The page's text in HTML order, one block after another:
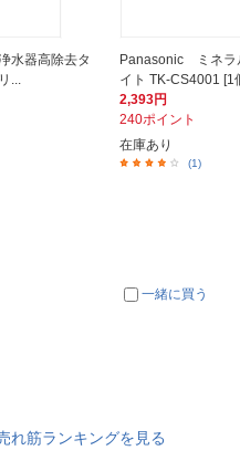
水器高除去タ
...
Panasonic ミネラ
イト TK-CS4001 [1
2,393円
240ポイント
在庫あり
(1)
一緒に買う
れ筋ランキングを見る